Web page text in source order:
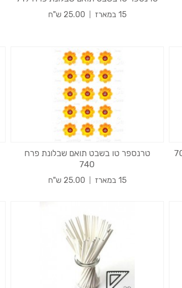
15 במארז 25.00 ש"ח
טרנספר טו בשבט תואם שבלונת פרח
740
15 במארז 25.00 ש"ח